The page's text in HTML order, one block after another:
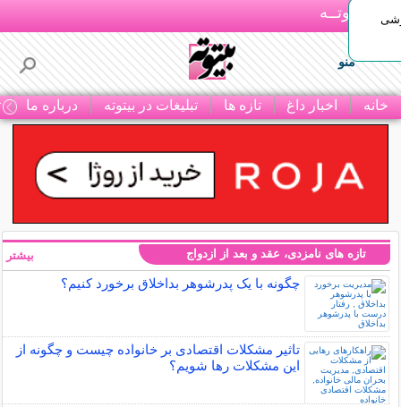
بـیتوتــه
منو
خانه اخبار داغ تازه ها تبلیغات در بیتوته درباره ما
تازه های نامزدی، عقد و بعد از ازدواج
چگونه با یک پدرشوهر بداخلاق برخورد کنیم؟
تاثیر مشکلات اقتصادی بر خانواده چیست و چگونه از
این مشکلات رها شویم؟
بیشتر